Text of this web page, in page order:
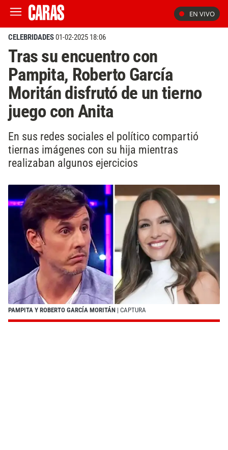
EN VIVO
CELEBRIDADES01-02-2025 18:06
Tras su encuentro con
Pampita, Roberto García
Moritán disfrutó de un tierno
juego con Anita
En sus redes sociales el político compartió
tiernas imágenes con su hija mientras
realizaban algunos ejercicios
PAMPITA Y ROBERTO GARCÍA MORITÁN | CAPTURA